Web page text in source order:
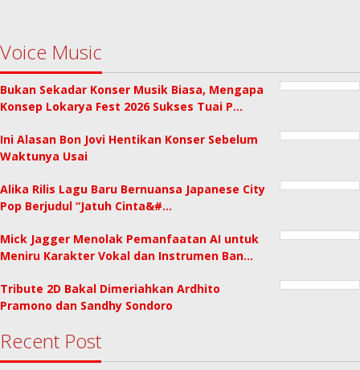
Voice Music
Bukan Sekadar Konser Musik Biasa, Mengapa
Konsep Lokarya Fest 2026 Sukses Tuai P…
Ini Alasan Bon Jovi Hentikan Konser Sebelum
Waktunya Usai
Alika Rilis Lagu Baru Bernuansa Japanese City
Pop Berjudul “Jatuh Cinta&#…
Mick Jagger Menolak Pemanfaatan AI untuk
Meniru Karakter Vokal dan Instrumen Ban…
Tribute 2D Bakal Dimeriahkan Ardhito
Pramono dan Sandhy Sondoro
Recent Post